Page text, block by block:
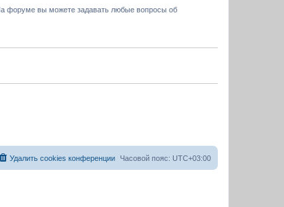
форуме вы можете задавать любые вопросы об
Часовой пояс: UTC+03:00
Удалить cookies конференции